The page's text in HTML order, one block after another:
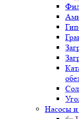
Насосы и